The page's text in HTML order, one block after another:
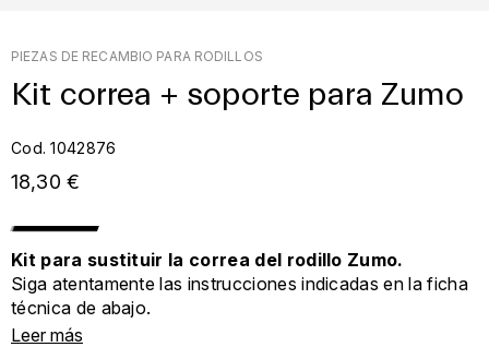
PIEZAS DE RECAMBIO PARA RODILLOS
Kit correa + soporte para Zumo
Cod. 1042876
18,30 €
Kit para sustituir la correa del rodillo Zumo.
Siga atentamente las instrucciones indicadas en la ficha
técnica de abajo.
Leer más